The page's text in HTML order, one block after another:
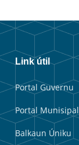
Link útil
Portal Guvernu
Portal Munisipal
Balkaun Úniku